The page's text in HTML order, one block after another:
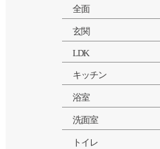
全面
玄関
LDK
キッチン
浴室
洗面室
トイレ